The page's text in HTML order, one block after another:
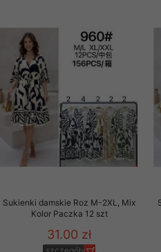
Sukienki damskie Roz M-2XL, Mix
Kolor Paczka 12 szt
31.00 zł